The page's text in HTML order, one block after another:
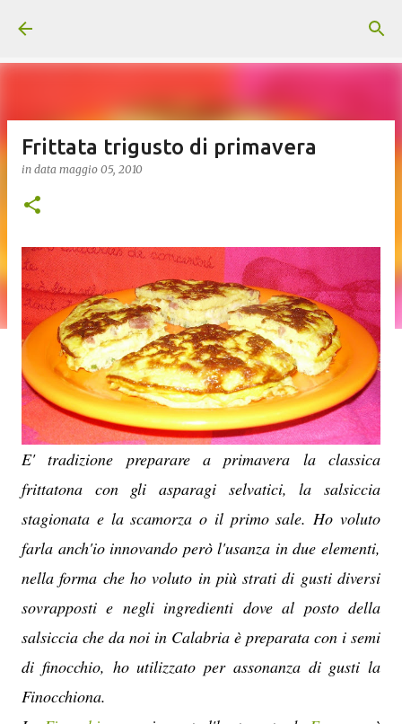
Frittata trigusto di primavera
in data maggio 05, 2010
E' tradizione preparare a primavera la classica
frittatona con gli asparagi selvatici, la salsiccia
stagionata e la scamorza o il primo sale. Ho voluto
farla anch'io innovando però l'usanza in due elementi,
nella forma che ho voluto in più strati di gusti diversi
sovrapposti e negli ingredienti dove al posto della
salsiccia che da noi in Calabria è preparata con i semi
di finocchio, ho utilizzato per assonanza di gusti la
Finocchiona.